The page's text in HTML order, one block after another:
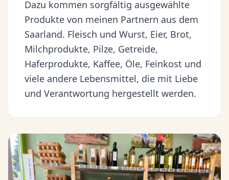
Dazu kommen sorgfältig ausgewählte
Produkte von meinen Partnern aus dem
Saarland. Fleisch und Wurst, Eier, Brot,
Milchprodukte, Pilze, Getreide,
Haferprodukte, Kaffee, Öle, Feinkost und
viele andere Lebensmittel, die mit Liebe
und Verantwortung hergestellt werden.